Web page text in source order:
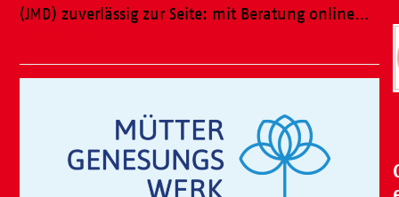
(JMD) zuverlässig zur Seite: mit Beratung online…